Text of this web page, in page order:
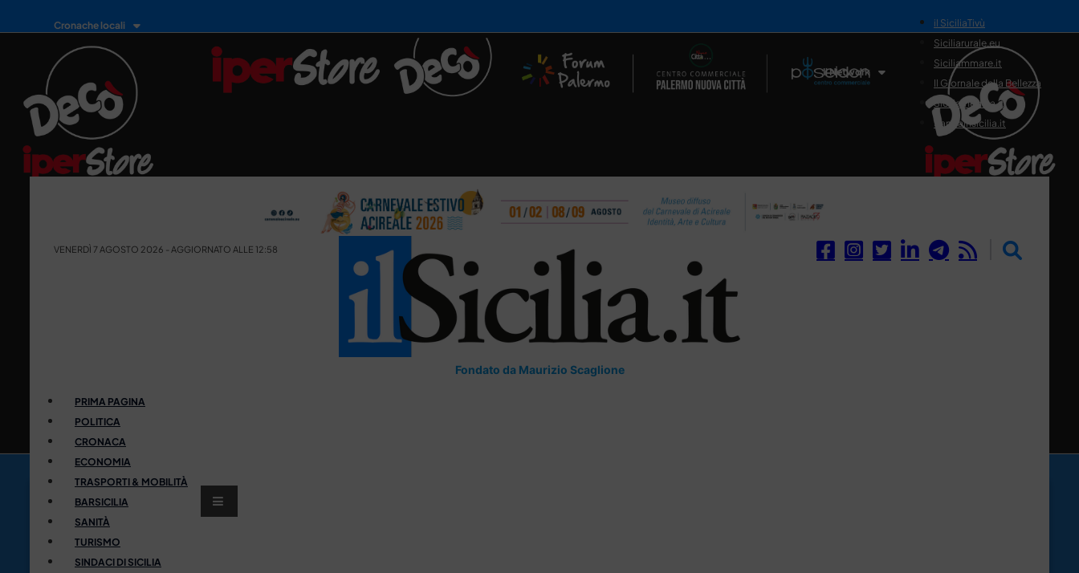
Cronache locali
Il Network
il SiciliaTivù
Siciliarurale.eu
Siciliammare.it
Il Giornale della Bellezza
Siciliamedica.it
Sanitainsicilia.it
VENERDÌ 7 AGOSTO 2026 - AGGIORNATO ALLE 12:58
Fondato da Maurizio Scaglione
PRIMA PAGINA
POLITICA
CRONACA
ECONOMIA
TRASPORTI & MOBILITÀ
BARSICILIA
SANITÀ
TURISMO
SINDACI DI SICILIA